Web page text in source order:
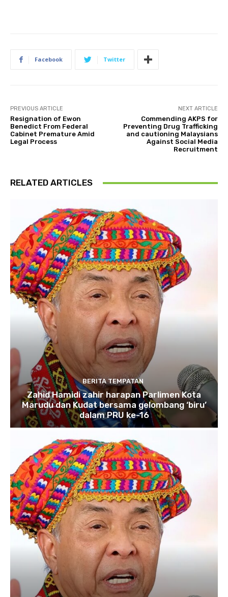
Facebook Twitter
PREVIOUS ARTICLE
Resignation of Ewon
Benedict From Federal
Cabinet Premature Amid
Legal Process
NEXT ARTICLE
Commending AKPS for
Preventing Drug Trafficking
and cautioning Malaysians
Against Social Media
Recruitment
RELATED ARTICLES
BERITA TEMPATAN
Zahid Hamidi zahir harapan Parlimen Kota
Marudu dan Kudat bersama gelombang ‘biru’
dalam PRU ke-16